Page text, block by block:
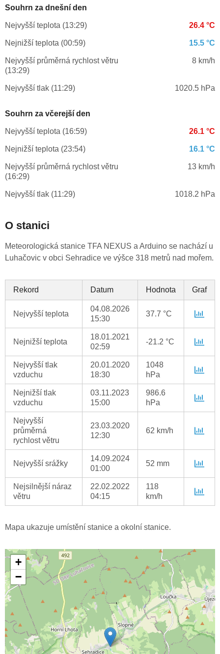
Souhrn za dnešní den
Nejvyšší teplota (13:29) 26.4 °C
Nejnižší teplota (00:59) 15.5 °C
Nejvyšší průměrná rychlost větru
(13:29)
8 km/h
Nejvyšší tlak (11:29) 1020.5 hPa
Souhrn za včerejší den
Nejvyšší teplota (16:59) 26.1 °C
Nejnižší teplota (23:54) 16.1 °C
Nejvyšší průměrná rychlost větru
(16:29)
13 km/h
Nejvyšší tlak (11:29) 1018.2 hPa
O stanici
Meteorologická stanice TFA NEXUS a Arduino se nachází u
Luhačovic v obci Sehradice ve výšce 318 metrů nad mořem.
Rekord Datum Hodnota Graf
Nejvyšší teplota
04.08.2026
15:30
37.7 °C
Nejnižší teplota
18.01.2021
02:59
-21.2 °C
Nejvyšší tlak
vzduchu
20.01.2020
18:30
1048
hPa
Nejnižší tlak
vzduchu
03.11.2023
15:00
986.6
hPa
Nejvyšší
průměrná
rychlost větru
23.03.2020
12:30
62 km/h
Nejvyšší srážky
14.09.2024
01:00
52 mm
Nejsilnější náraz
větru
22.02.2022
04:15
118
km/h
Mapa ukazuje umístění stanice a okolní stanice.
+
−